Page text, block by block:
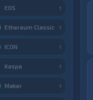
EOS 1
Ethereum Classic 1
ICON 1
Kaspa 1
Maker 1